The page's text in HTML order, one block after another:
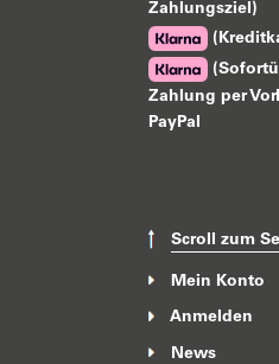
Zahlungsziel)
Zahlung per
PayPal
Scroll zum
Mein Konto
Anmelden
News